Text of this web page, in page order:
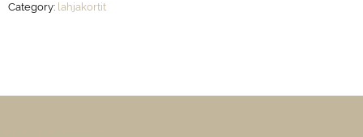
Pyymäen
Category: lahjakortit